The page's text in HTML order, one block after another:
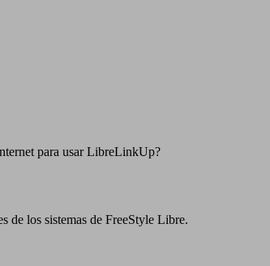
para usar LibreLinkUp?
de los sistemas de FreeStyle Libre.